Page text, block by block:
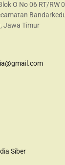
O No 06 RT/RW
Jawa Timur
Siber